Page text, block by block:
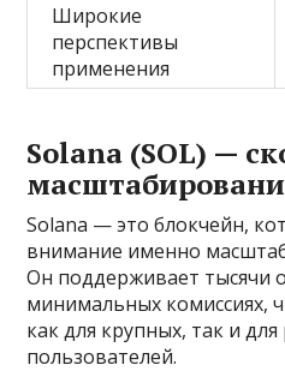
Широкие
перспективы
применения
Solana (SOL) —
Solana — это блокчейн,
внимание именно
Он поддерживает тысячи
минимальных комиссиях,
как для крупных, так и
пользователей.